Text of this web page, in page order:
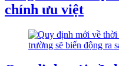
chính ưu việt